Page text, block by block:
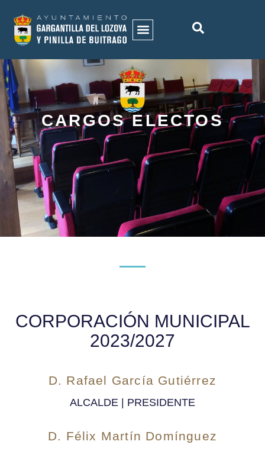
CARGOS ELECTOS
CORPORACIÓN MUNICIPAL
2023/2027
D. Rafael García Gutiérrez
ALCALDE | PRESIDENTE
D. Félix Martín Domínguez